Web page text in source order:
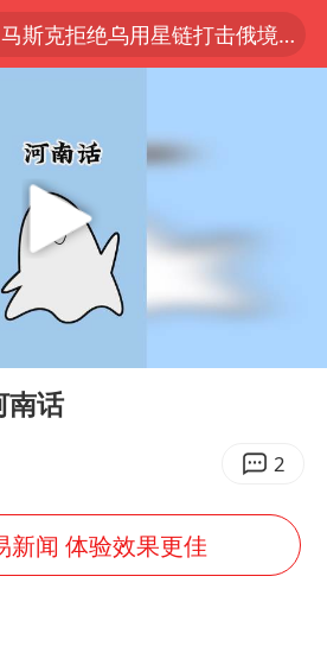
马斯克拒绝乌用星链打击俄境内目标
名创优品一次性内裤 颜面尽失
黄金创今年来最大单周涨幅
白海豚将正面袭击贯穿浙江
牛津大学一纸声明甩不了锅
包文婧：二胎很难一碗水端平
南话
2
新闻 体验效果更佳